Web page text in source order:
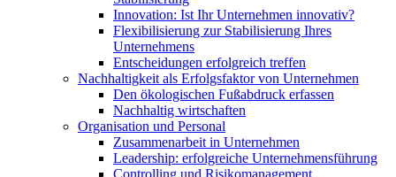
Innovation: Ist Ihr Unternehmen innovativ?
Flexibilisierung zur Stabilisierung Ihres
Unternehmens
Entscheidungen erfolgreich treffen
Nachhaltigkeit als Erfolgsfaktor von Unternehmen
Den ökologischen Fußabdruck erfassen
Nachhaltig wirtschaften
Organisation und Personal
Zusammenarbeit in Unternehmen
Leadership: erfolgreiche Unternehmensführung
Controlling und Risikomanagement